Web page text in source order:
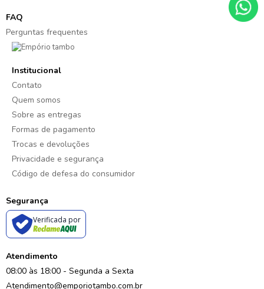
FAQ
Perguntas frequentes
Institucional
Contato
Quem somos
Sobre as entregas
Formas de pagamento
Trocas e devoluções
Privacidade e segurança
Código de defesa do consumidor
Segurança
Verificada por
Atendimento
08:00 às 18:00 - Segunda a Sexta
Atendimento@emporiotambo.com.br